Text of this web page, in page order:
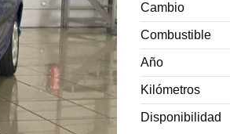
Cambio
Combustible
Año
Kilómetros
Disponibilidad